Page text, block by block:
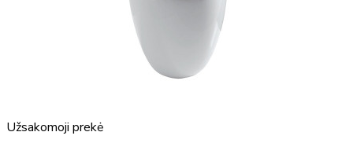
Užsakomoji prekė